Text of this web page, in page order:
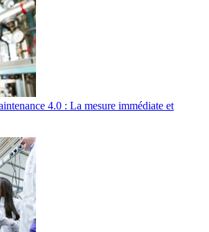
4.0 : La mesure immédiate et